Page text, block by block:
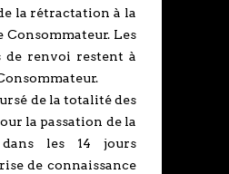
la rétractation à la
Consommateur. Les
de renvoi restent à
de la totalité des
la passation de la
dans les 14 jours
de connaissance